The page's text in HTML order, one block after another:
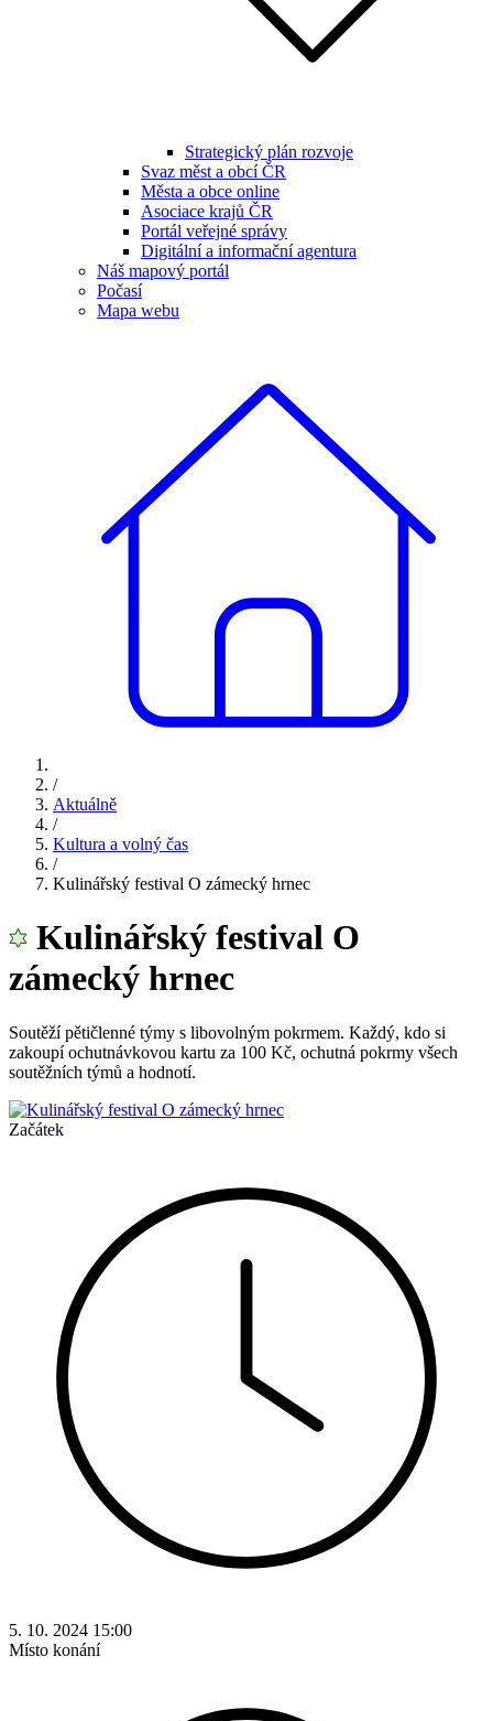
Strategický plán rozvoje
Svaz měst a obcí ČR
Města a obce online
Asociace krajů ČR
Portál veřejné správy
Digitální a informační agentura
Náš mapový portál
Počasí
Mapa webu
/
Aktuálně
/
Kultura a volný čas
/
Kulinářský festival O zámecký hrnec
Kulinářský festival O
zámecký hrnec
Soutěží pětičlenné týmy s libovolným pokrmem. Každý, kdo si
zakoupí ochutnávkovou kartu za 100 Kč, ochutná pokrmy všech
soutěžních týmů a hodnotí.
Začátek
5. 10. 2024 15:00
Místo konání